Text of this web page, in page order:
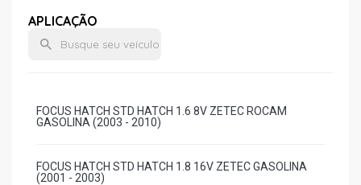
APLICAÇÃO
FOCUS HATCH STD HATCH 1.6 8V ZETEC ROCAM
GASOLINA (2003 - 2010)
FOCUS HATCH STD HATCH 1.8 16V ZETEC GASOLINA
(2001 - 2003)